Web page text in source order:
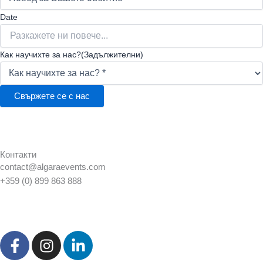
Date
Как научихте за нас?(Задължителни)
Контакти
contact@algaraevents.com
+359 (0) 899 863 888
F
a
I
n
L
i